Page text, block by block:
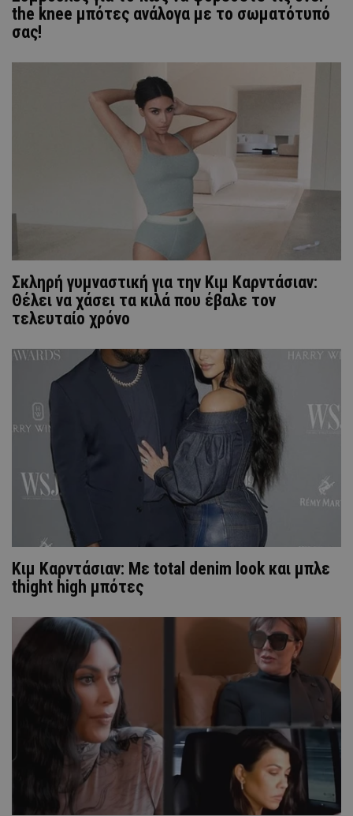
the knee μπότες ανάλογα με το σωματότυπό
σας!
Σκληρή γυμναστική για την Κιμ Καρντάσιαν:
Θέλει να χάσει τα κιλά που έβαλε τον
τελευταίο χρόνο
Κιμ Καρντάσιαν: Με total denim look και μπλε
thight high μπότες